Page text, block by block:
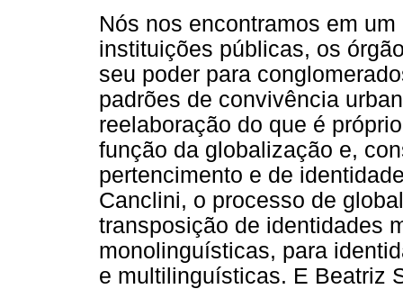
Nós nos encontramos em
instituições públicas, os
seu poder para
padrões de convivência
reelaboração do que é
função da globalização e,
pertencimento e de
Canclini, o processo de
transposição de identidades
monolinguísticas, para
e multilinguísticas. E Beatriz